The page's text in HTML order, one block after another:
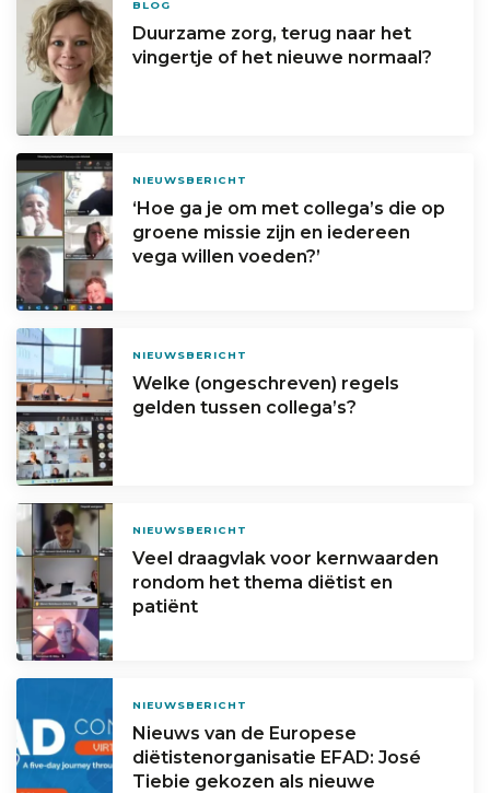
BLOG
Duurzame zorg, terug naar het
vingertje of het nieuwe normaal?
NIEUWSBERICHT
‘Hoe ga je om met collega’s die op
groene missie zijn en iedereen
vega willen voeden?’
NIEUWSBERICHT
Welke (ongeschreven) regels
gelden tussen collega’s?
NIEUWSBERICHT
Veel draagvlak voor kernwaarden
rondom het thema diëtist en
patiënt
NIEUWSBERICHT
Nieuws van de Europese
diëtistenorganisatie EFAD: José
Tiebie gekozen als nieuwe